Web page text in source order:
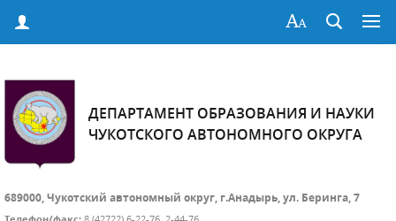
ДЕПАРТАМЕНТ ОБРАЗОВАНИЯ И НАУКИ
ЧУКОТСКОГО АВТОНОМНОГО ОКРУГА
689000, Чукотский автономный округ, г.Анадырь, ул. Беринга, 7